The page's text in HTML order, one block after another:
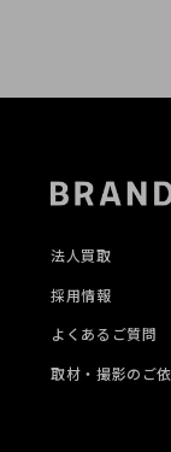
法人買取
採用情報
よくあるご質問
取材・撮影のご